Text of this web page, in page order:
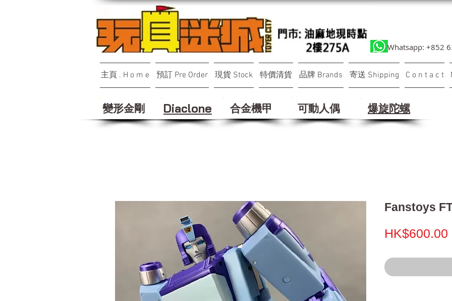
Whatsapp: +852
主頁 . H o m e 預訂 Pre Order 現貨 Stock 特價清貨 品牌 Brands 寄送 Shipping C o n t a c t
變形金剛 Diaclone 合金機甲 可動人偶 ​爆旋陀螺
Fanstoys
HK$600.00